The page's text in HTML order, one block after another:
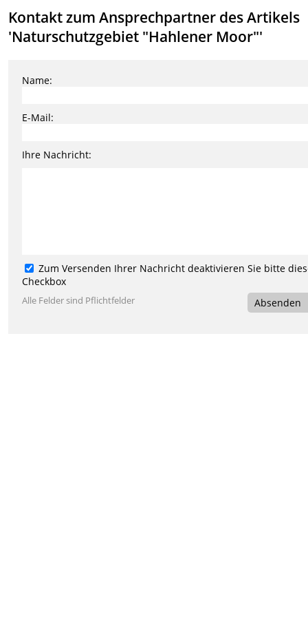
Kontakt zum Ansprechpartner des Artikels
'Naturschutzgebiet "Hahlener Moor"'
Name:
E-Mail:
Ihre Nachricht:
Zum Versenden Ihrer Nachricht deaktivieren Sie bitte
Checkbox
Alle Felder sind Pflichtfelder Absenden